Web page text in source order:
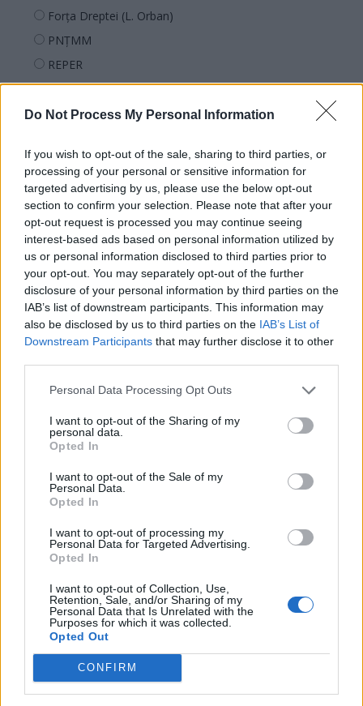
Do Not Process My Personal Information
If you wish to opt-out of the sale, sharing to third parties, or
processing of your personal or sensitive information for
targeted advertising by us, please use the below opt-out
section to confirm your selection. Please note that after your
opt-out request is processed you may continue seeing
interest-based ads based on personal information utilized by
us or personal information disclosed to third parties prior to
your opt-out. You may separately opt-out of the further
disclosure of your personal information by third parties on the
IAB’s list of downstream participants. This information may
also be disclosed by us to third parties on the IAB’s List of
Downstream Participants that may further disclose it to other
Personal Data Processing Opt Outs
I want to opt-out of the Sharing of my
personal data.
Opted In
I want to opt-out of the Sale of my
Personal Data.
Opted In
I want to opt-out of processing my
Personal Data for Targeted Advertising.
Opted In
I want to opt-out of Collection, Use,
Retention, Sale, and/or Sharing of my
Personal Data that Is Unrelated with the
Purposes for which it was collected.
Opted Out
CONFIRM
Forța Dreptei (L. Orban)
PNȚMM
REPER
SENS
SOS (Șoșoacă)
PACE (Peia)
Acțiunea Conservatoare (Târziu)
PDF (Lazarus)
PUSL (D. Voiculescu)
PNȚCD (Pavelescu)
PNCR (Terheș)
Partidul Patrioților (Surugiu)
FAR (Coarnă)
Arhiva sondajelor
ad